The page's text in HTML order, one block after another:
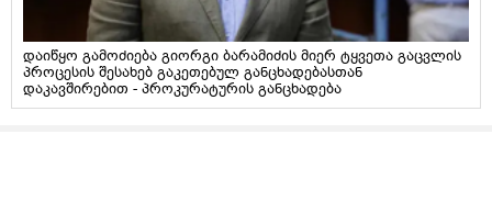
დაიწყო გამოძიება გიორგი ბარამიძის მიერ ტყვეთა გაცვლის
პროცესის შესახებ გაკეთებულ განცხადებასთან
დაკავშირებით - პროკურატურის განცხადება